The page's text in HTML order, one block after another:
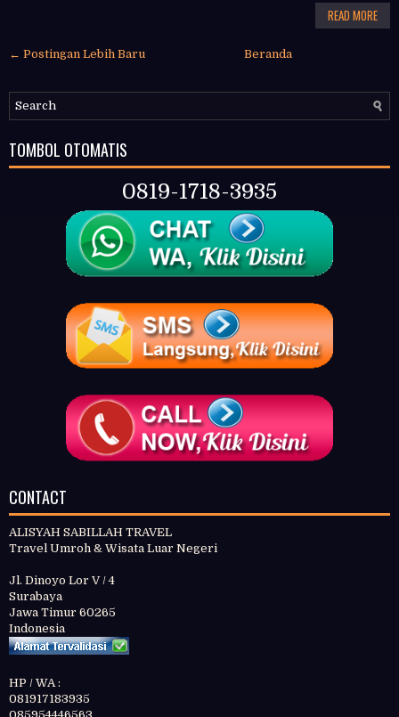
READ MORE
← Postingan Lebih Baru Beranda
TOMBOL OTOMATIS
0819-1718-3935
CONTACT
ALISYAH SABILLAH TRAVEL
Travel Umroh & Wisata Luar Negeri
Jl. Dinoyo Lor V / 4
Surabaya
Jawa Timur 60265
Indonesia
HP / WA :
081917183935